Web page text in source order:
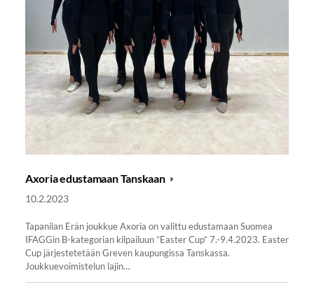
Axoria edustamaan Tanskaan
10.2.2023
Tapanilan Erän joukkue Axoria on valittu edustamaan Suomea
IFAGGin B-kategorian kilpailuun ”Easter Cup” 7.-9.4.2023. Easter
Cup järjestetetään Greven kaupungissa Tanskassa.
Joukkuevoimistelun lajin…